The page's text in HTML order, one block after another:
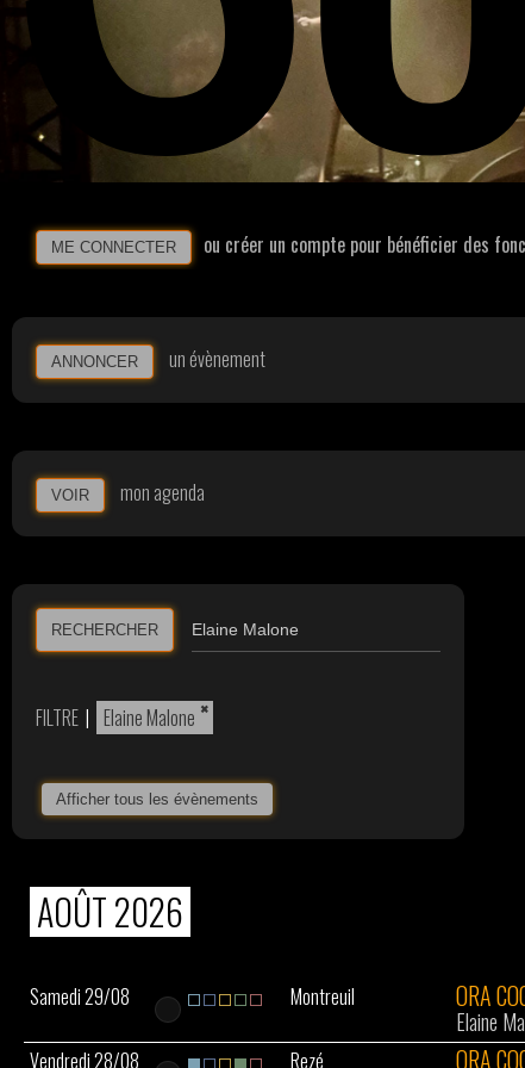
ME CONNECTER ou créer un compte pour bénéficier des
ANNONCER un évènement
VOIR mon agenda
RECHERCHER
FILTRE | ×
Elaine Malone
Afficher tous les évènements
AOÛT 2026
Samedi 29/08 Montreuil ORA
Elaine
Vendredi 28/08 Rezé ORA